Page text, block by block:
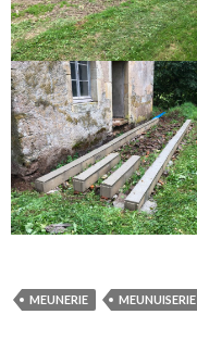
MEUNERIE MEUNUISERIE